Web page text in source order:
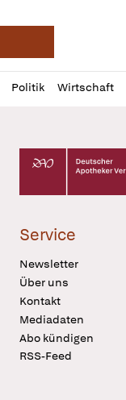
Deutsche
Politik Wirtschaft
Profil
öffnen
Daz
Pur
Deutscher
Service
Newsletter
Über uns
Kontakt
Mediadaten
Abo kündigen
RSS-Feed